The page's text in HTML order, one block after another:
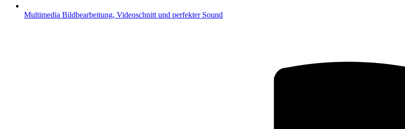
Multimedia Bildbearbeitung, Videoschnitt und perfekter Sound